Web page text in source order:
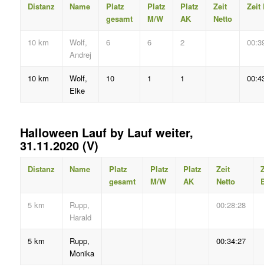
Distanz Name
Platz
gesamt
Platz
M/W
Platz
AK
Zeit
Netto
Zeit
10 km
Wolf,
Andrej
6 6 2
10 km
Wolf,
Elke
10 1 1
Halloween Lauf by Lauf weiter,
31.11.2020 (V)
Distanz Name
Platz
gesamt
Platz
M/W
Platz
AK
Zeit
Netto
5 km
Rupp,
Harald
00:28:28
5 km
Rupp,
Monika
00:34:27